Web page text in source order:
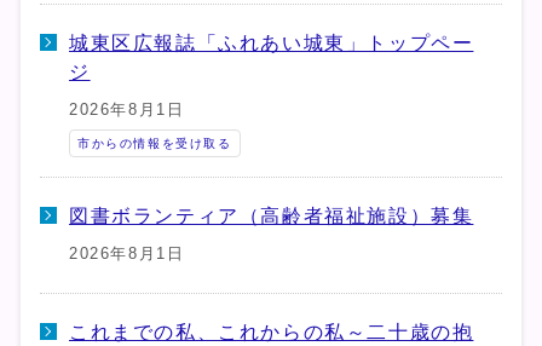
城東区広報誌「ふれあい城東」トップペー
ジ
2026年8月1日
市からの情報を受け取る
図書ボランティア（高齢者福祉施設）募集
2026年8月1日
これまでの私、これからの私～二十歳の抱